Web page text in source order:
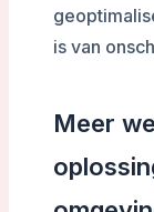
is van
Meer